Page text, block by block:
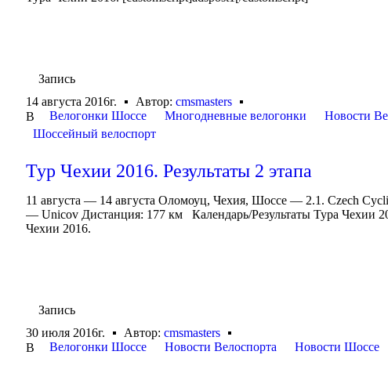
Запись
14 августа 2016г.
Автор:cmsmasters
В
Велогонки Шоссе Многодневные велогонки Новости
Шоссейный велоспорт
Тур Чехии 2016. Результаты 2 этапа
11 августа — 14 августа Оломоуц, Чехия, Шоссе — 2.1. Czech
— Unicov Дистанция: 177 км Календарь/Результаты Тура Чехии
Чехии 2016.
Запись
30 июля 2016г.
Автор:cmsmasters
В
Велогонки Шоссе Новости Велоспорта Новости Шоссе